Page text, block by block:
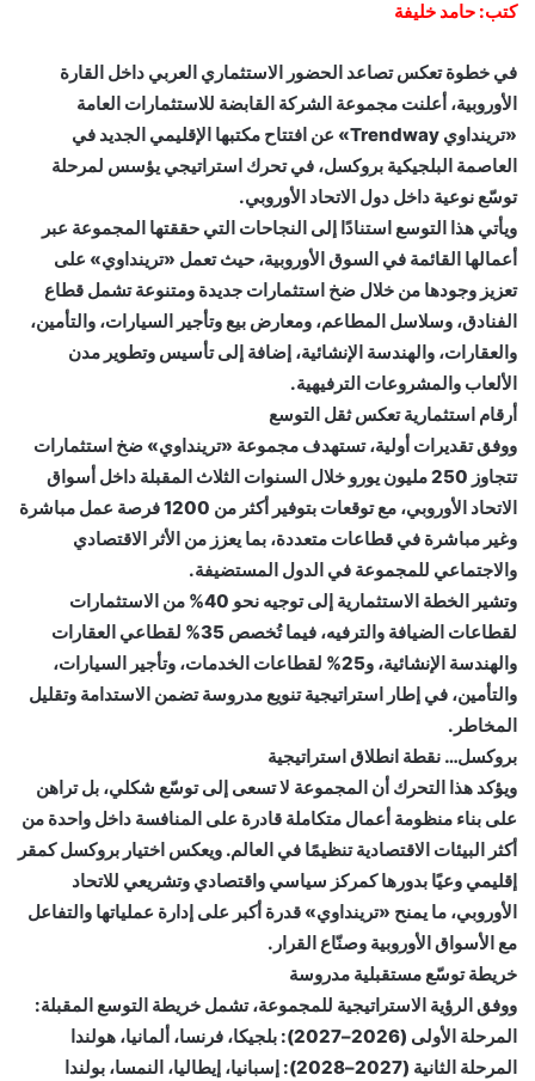
كتب: حامد خليفة
في خطوة تعكس تصاعد الحضور الاستثماري العربي داخل القارة
الأوروبية، أعلنت مجموعة الشركة القابضة للاستثمارات العامة
«ترينداوي Trendway» عن افتتاح مكتبها الإقليمي الجديد في
العاصمة البلجيكية بروكسل، في تحرك استراتيجي يؤسس لمرحلة
توسّع نوعية داخل دول الاتحاد الأوروبي.
ويأتي هذا التوسع استنادًا إلى النجاحات التي حققتها المجموعة عبر
أعمالها القائمة في السوق الأوروبية، حيث تعمل «ترينداوي» على
تعزيز وجودها من خلال ضخ استثمارات جديدة ومتنوعة تشمل قطاع
الفنادق، وسلاسل المطاعم، ومعارض بيع وتأجير السيارات، والتأمين،
والعقارات، والهندسة الإنشائية، إضافة إلى تأسيس وتطوير مدن
الألعاب والمشروعات الترفيهية.
أرقام استثمارية تعكس ثقل التوسع
ووفق تقديرات أولية، تستهدف مجموعة «ترينداوي» ضخ استثمارات
تتجاوز 250 مليون يورو خلال السنوات الثلاث المقبلة داخل أسواق
الاتحاد الأوروبي، مع توقعات بتوفير أكثر من 1200 فرصة عمل مباشرة
وغير مباشرة في قطاعات متعددة، بما يعزز من الأثر الاقتصادي
والاجتماعي للمجموعة في الدول المستضيفة.
وتشير الخطة الاستثمارية إلى توجيه نحو 40% من الاستثمارات
لقطاعات الضيافة والترفيه، فيما تُخصص 35% لقطاعي العقارات
والهندسة الإنشائية، و25% لقطاعات الخدمات، وتأجير السيارات،
والتأمين، في إطار استراتيجية تنويع مدروسة تضمن الاستدامة وتقليل
المخاطر.
بروكسل… نقطة انطلاق استراتيجية
ويؤكد هذا التحرك أن المجموعة لا تسعى إلى توسّع شكلي، بل تراهن
على بناء منظومة أعمال متكاملة قادرة على المنافسة داخل واحدة من
أكثر البيئات الاقتصادية تنظيمًا في العالم. ويعكس اختيار بروكسل كمقر
إقليمي وعيًا بدورها كمركز سياسي واقتصادي وتشريعي للاتحاد
الأوروبي، ما يمنح «ترينداوي» قدرة أكبر على إدارة عملياتها والتفاعل
مع الأسواق الأوروبية وصنّاع القرار.
خريطة توسّع مستقبلية مدروسة
ووفق الرؤية الاستراتيجية للمجموعة، تشمل خريطة التوسع المقبلة:
المرحلة الأولى (2026–2027): بلجيكا، فرنسا، ألمانيا، هولندا
المرحلة الثانية (2027–2028): إسبانيا، إيطاليا، النمسا، بولندا